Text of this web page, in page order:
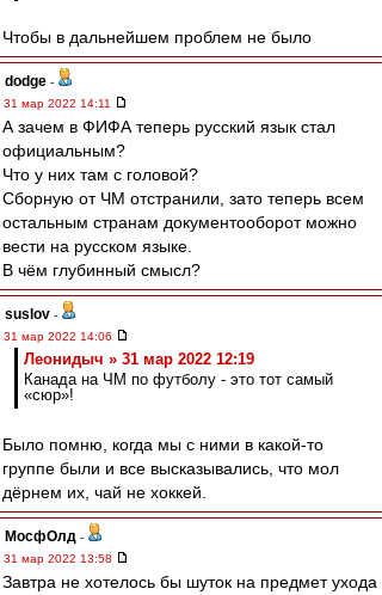
Чтобы в дальнейшем проблем не было
dodge -
31 мар 2022 14:11
А зачем в ФИФА теперь русский язык стал
официальным?
Что у них там с головой?
Сборную от ЧМ отстранили, зато теперь всем
остальным странам документооборот можно
вести на русском языке.
В чём глубинный смысл?
suslov -
31 мар 2022 14:06
Леонидыч » 31 мар 2022 12:19
Канада на ЧМ по футболу - это тот самый
«сюр»!
Было помню, когда мы с ними в какой-то
группе были и все высказывались, что мол
дёрнем их, чай не хоккей.
МосфОлд -
31 мар 2022 13:58
Завтра не хотелось бы шуток на предмет ухода